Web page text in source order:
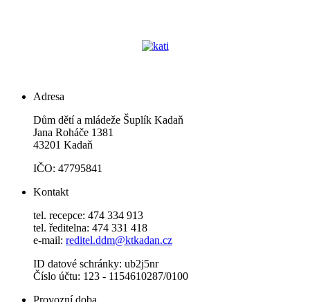
Adresa
Dům dětí a mládeže Šuplík Kadaň
Jana Roháče 1381
43201 Kadaň
IČO: 47795841
Kontakt
tel. recepce: 474 334 913
tel. ředitelna: 474 331 418
e-mail: reditel.ddm@ktkadan.cz
ID datové schránky: ub2j5nr
Číslo účtu: 123 - 1154610287/0100
Provozní doba